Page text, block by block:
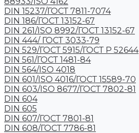
DIN 15237/ГОСТ 7811-7074
DIN 186/ГОСТ 13152-67
DIN 261/ISO 8992/ГОСТ 13152-67
DIN 444/ ГОСТ 3033-79
DIN 529/ГОСТ 5915/ГОСТ Р 52644
DIN 561/ГОСТ 1481-84
DIN 564/ISO 4018
DIN 601/ISO 4016/ГОСТ 15589-70
DIN 603/ISO 8677/ГОСТ 7802-81
DIN 604
DIN 605
DIN 607/ГОСТ 7801-81
DIN 608/ГОСТ 7786-81